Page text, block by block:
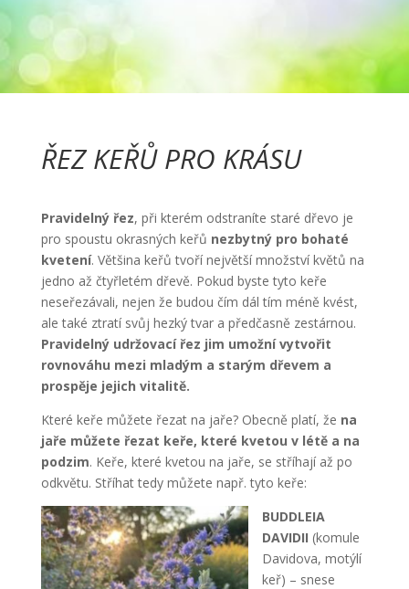
ŘEZ KEŘŮ PRO KRÁSU
Pravidelný řez, při kterém odstraníte staré dřevo je
pro spoustu okrasných keřů nezbytný pro bohaté
kvetení. Většina keřů tvoří největší množství květů na
jedno až čtyřletém dřevě. Pokud byste tyto keře
neseřezávali, nejen že budou čím dál tím méně kvést,
ale také ztratí svůj hezký tvar a předčasně zestárnou.
Pravidelný udržovací řez jim umožní vytvořit
rovnováhu mezi mladým a starým dřevem a
prospěje jejich vitalitě.
Které keře můžete řezat na jaře? Obecně platí, že na
jaře můžete řezat keře, které kvetou v létě a na
podzim. Keře, které kvetou na jaře, se stříhají až po
odkvětu. Stříhat tedy můžete např. tyto keře:
BUDDLEIA
DAVIDII (komule
Davidova, motýlí
keř) – snese